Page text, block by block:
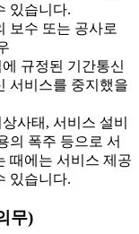
있습니다.
보수 또는 공사로
규정된 기간통신
서비스를 중지했을
사태, 서비스 설비
의 폭주 등으로 서
때에는 서비스 제공
있습니다.
무)